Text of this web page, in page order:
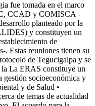
fue tomada en el marco
CCAD y COMISCA -
planteado por la
y constituyen un
de
. Estas reuniones tienen su
de Tegucigalpa y se
La ERAS constituye un
gestión socioeconómica y
y de Salud •
de temas de actualidad